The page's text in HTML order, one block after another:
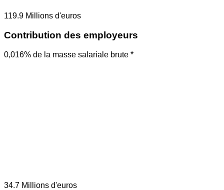
119.9 Millions d'euros
Contribution des employeurs
0,016% de la masse salariale brute *
34.7 Millions d'euros